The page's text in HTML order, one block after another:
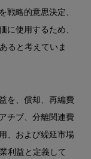
戦略的意思決定、
に使用するため、
ると考えていま
を、償却、再編費
チブ、分離関連費
、および繰延市場
利益と定義して